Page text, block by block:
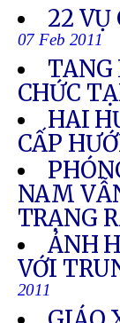
22 VỤ
07 Feb 2011
TANG
CHỨC
HAI
CẤP
NAM
TRẠNG
ẢNH
VỚI
2011